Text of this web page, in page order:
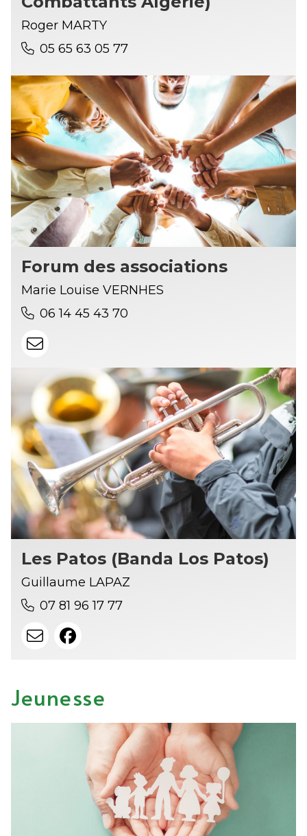
Roger MARTY
05 65 63 05 77
Forum des associations
Marie Louise VERNHES
06 14 45 43 70
Les Patos (Banda Los Patos)
Guillaume LAPAZ
07 81 96 17 77
Jeunesse